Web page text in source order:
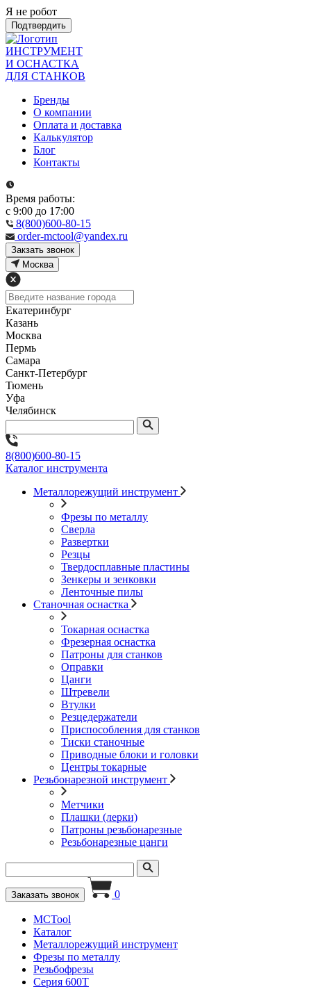
Я не робот
Подтвердить
ИНСТРУМЕНТ
И ОСНАСТКА
ДЛЯ СТАНКОВ
Бренды
О компании
Оплата и доставка
Калькулятор
Блог
Контакты
Время работы:
с 9:00 до 17:00
8(800)600-80-15
order-mctool@yandex.ru
Закзать звонок
Москва
Екатеринбург
Казань
Москва
Пермь
Самара
Санкт-Петербург
Тюмень
Уфа
Челябинск
8(800)600-80-15
Каталог инструмента
Металлорежущий инструмент
Фрезы по металлу
Сверла
Развертки
Резцы
Твердосплавные пластины
Зенкеры и зенковки
Ленточные пилы
Станочная оснастка
Токарная оснастка
Фрезерная оснастка
Патроны для станков
Оправки
Цанги
Штревели
Втулки
Резцедержатели
Приспособления для станков
Тиски станочные
Приводные блоки и головки
Центры токарные
Резьбонарезной инструмент
Метчики
Плашки (лерки)
Патроны резьбонарезные
Резьбонарезные цанги
Заказать звонок 0
MCTool
Каталог
Металлорежущий инструмент
Фрезы по металлу
Резьбофрезы
Серия 600T